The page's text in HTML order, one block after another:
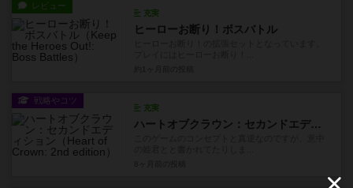
レビュー
充実
ヒーローお断り！ボスバトル
戦略やコツ
充実
ハートオブクラウン：セカンドエディション